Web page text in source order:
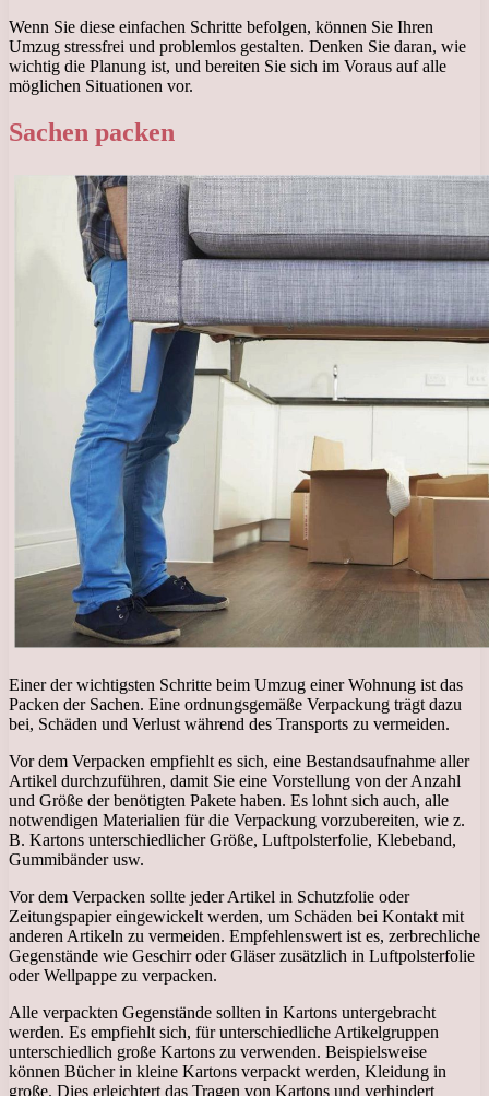
Wenn Sie diese einfachen Schritte befolgen, können Sie Ihren
Umzug stressfrei und problemlos gestalten. Denken Sie daran, wie
wichtig die Planung ist, und bereiten Sie sich im Voraus auf alle
möglichen Situationen vor.
Sachen packen
Einer der wichtigsten Schritte beim Umzug einer Wohnung ist das
Packen der Sachen. Eine ordnungsgemäße Verpackung trägt dazu
bei, Schäden und Verlust während des Transports zu vermeiden.
Vor dem Verpacken empfiehlt es sich, eine Bestandsaufnahme aller
Artikel durchzuführen, damit Sie eine Vorstellung von der Anzahl
und Größe der benötigten Pakete haben. Es lohnt sich auch, alle
notwendigen Materialien für die Verpackung vorzubereiten, wie z.
B. Kartons unterschiedlicher Größe, Luftpolsterfolie, Klebeband,
Gummibänder usw.
Vor dem Verpacken sollte jeder Artikel in Schutzfolie oder
Zeitungspapier eingewickelt werden, um Schäden bei Kontakt mit
anderen Artikeln zu vermeiden. Empfehlenswert ist es, zerbrechliche
Gegenstände wie Geschirr oder Gläser zusätzlich in Luftpolsterfolie
oder Wellpappe zu verpacken.
Alle verpackten Gegenstände sollten in Kartons untergebracht
werden. Es empfiehlt sich, für unterschiedliche Artikelgruppen
unterschiedlich große Kartons zu verwenden. Beispielsweise
können Bücher in kleine Kartons verpackt werden, Kleidung in
große. Dies erleichtert das Tragen von Kartons und verhindert